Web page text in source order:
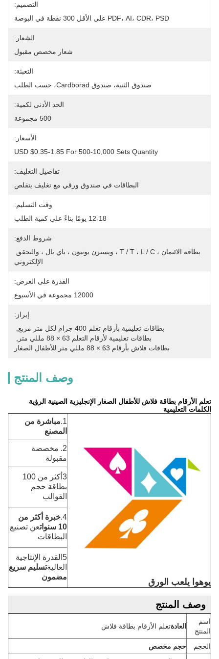
التصميم:
PDF، AI، CDR، PSD على الأقل 300 نقطة في البوصة
الشعار:
شعار مخصص مقبول
التعبئة:
صندوق الثنية، صندوق Cardborad، حسب الطلب
الحد الأدنى لكمية:
500 مجموعة
الأسعار:
USD $0.35-1.85 For 500-10,000 Sets Quantity
تفاصيل التغليف:
البطاقات في صندوق ورقي مع تغليف يتقلص
وقت التسليم:
12-18 يومًا بناءً على كمية الطلب
شروط الدفع:
الإلكتروني
القدرة على العرض:
12000 مجموعة في الأسبوع
إبراز:
بطاقات تعليمية بأرقام تعلم 400 جرام لكل متر مربع
بطاقات تعليمية لأرقام التعلم 63 × 88 مللي متر
بطاقات فلاش بأرقام 63 × 88 مللي متر للأطفال الصغار
وصف المنتج
تعلم الأرقام بطاقة فلاش للأطفال الصغار الإنجليزية الصينية الرؤية
الكلمات التعليمية
يوهوا يلعب الورق
1. مباشرة من
المصنع
2. مخصصة
مقبولة
3أكثر من 100
بطاقة حجم
القوالب
4. خبرة أكثر من
10 سنوات
عن تصنيع
البطاقات
5القدرة الإنتاجية
العاليةتسليم سريع
مضمون
وصف المنتج
اسم
المنتج
العادةتعلم الأرقام بطاقة فلاش
الحجم
حجم مخصص